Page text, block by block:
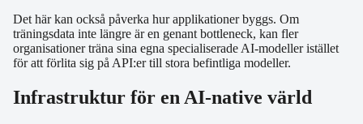
Det här kan också påverka hur applikationer byggs. Om
träningsdata inte längre är en genant bottleneck, kan fler
organisationer träna sina egna specialiserade AI-modeller istället
för att förlita sig på API:er till stora befintliga modeller.
Infrastruktur för en AI-native värld